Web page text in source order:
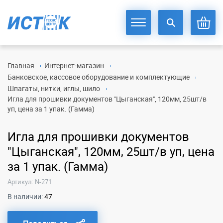
Главная
Интернет-магазин
Банковское, кассовое оборудование и комплектующие
Шпагаты, нитки, иглы, шило
Игла для прошивки документов "Цыганская", 120мм, 25шт/в
уп, цена за 1 упак. (Гамма)
Игла для прошивки документов
"Цыганская", 120мм, 25шт/в уп, цена
за 1 упак. (Гамма)
Артикул: N-271
В наличии:47